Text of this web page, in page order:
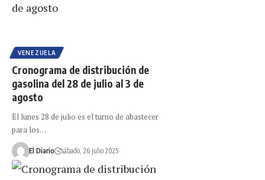
VENEZUELA
Cronograma de distribución de
gasolina del 28 de julio al 3 de
agosto
El lunes 28 de julio es el turno de abastecer
para los…
El Diario sábado, 26 julio 2025